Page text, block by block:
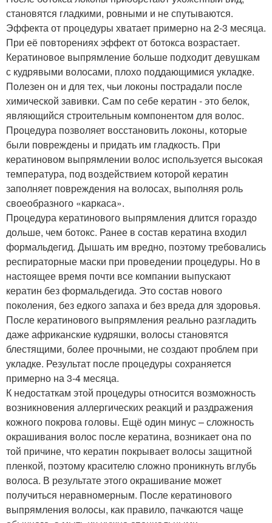
становятся гладкими, ровными и не спутываются.
Эффекта от процедуры хватает примерно на 2-3 месяца.
При её повторениях эффект от ботокса возрастает.
Кератиновое выпрямление больше подходит девушкам
с кудрявыми волосами, плохо поддающимися укладке.
Полезен он и для тех, чьи локоны пострадали после
химической завивки. Сам по себе кератин - это белок,
являющийся строительным компонентом для волос.
Процедура позволяет восстановить локоны, которые
были повреждены и придать им гладкость. При
кератиновом выпрямлении волос используется высокая
температура, под воздействием которой кератин
заполняет повреждения на волосах, выполняя роль
своеобразного «каркаса».
Процедура кератинового выпрямления длится гораздо
дольше, чем ботокс. Ранее в состав кератина входил
формальдегид. Дышать им вредно, поэтому требовались
респираторные маски при проведении процедуры. Но в
настоящее время почти все компании выпускают
кератин без формальдегида. Это состав нового
поколения, без едкого запаха и без вреда для здоровья.
После кератинового выпрямления реально разгладить
даже африканские кудряшки, волосы становятся
блестящими, более прочными, не создают проблем при
укладке. Результат после процедуры сохраняется
примерно на 3-4 месяца.
К недостаткам этой процедуры относится возможность
возникновения аллергических реакций и раздражения
кожного покрова головы. Ещё один минус – сложность
окрашивания волос после кератина, возникает она по
той причине, что кератин покрывает волосы защитной
пленкой, поэтому красителю сложно проникнуть вглубь
волоса. В результате этого окрашивание может
получиться неравномерным. После кератинового
выпрямления волосы, как правило, пачкаются чаще